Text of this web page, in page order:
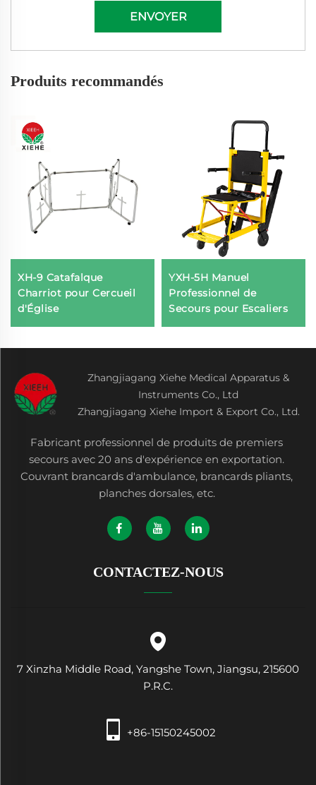
ENVOYER
Produits recommandés
XH-9 Catafalque
Charriot pour Cercueil
d'Église
YXH-5H Manuel
Professionnel de
Secours pour Escaliers
Zhangjiagang Xiehe Medical Apparatus &
Instruments Co., Ltd
Zhangjiagang Xiehe Import & Export Co., Ltd.
Fabricant professionnel de produits de premiers
secours avec 20 ans d'expérience en exportation.
Couvrant brancards d'ambulance, brancards pliants,
planches dorsales, etc.
CONTACTEZ-NOUS
7 Xinzha Middle Road, Yangshe Town, Jiangsu, 215600
P.R.C.
+86-15150245002